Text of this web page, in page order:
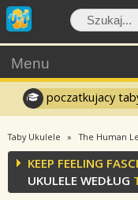
Menu
poczatkujacy
Taby Ukulele The Human
KEEP FEELING
UKULELE WEDŁUG